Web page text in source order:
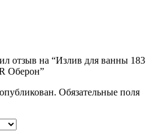
отзыв на “Излив для ванны 183
Оберон”
Обязательные поля